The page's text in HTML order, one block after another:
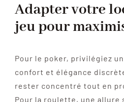
Adapter votre
jeu pour
Pour le poker, privilégiez
confort et élégance
rester concentré tout en
Pour la roulette, une allure